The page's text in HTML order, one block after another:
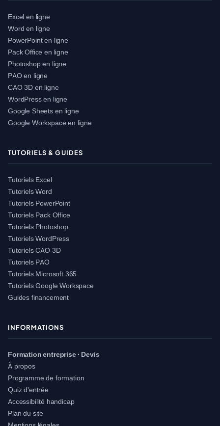
Excel en ligne
Word en ligne
PowerPoint en ligne
Pack Office en ligne
Photoshop en ligne
PAO en ligne
CAO 3D en ligne
WordPress en ligne
Google Sheets en ligne
Google Workspace en ligne
TUTORIELS & GUIDES
Tutoriels Excel
Tutoriels Word
Tutoriels PowerPoint
Tutoriels Pack Office
Tutoriels Photoshop
Tutoriels WordPress
Tutoriels CAO 3D
Tutoriels PAO
Tutoriels Microsoft 365
Tutoriels Google Workspace
Guides financement
INFORMATIONS
Formation entreprise · Devis
À propos
Programme de formation
Quiz d'entrée
Accessibilité handicap
Plan du site